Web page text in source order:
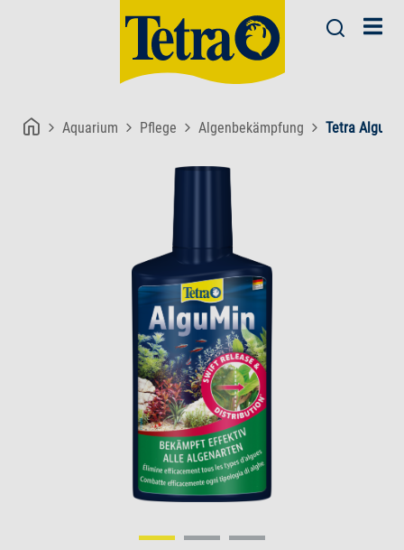
Aquarium Pflege Algenbekämpfung Tetra